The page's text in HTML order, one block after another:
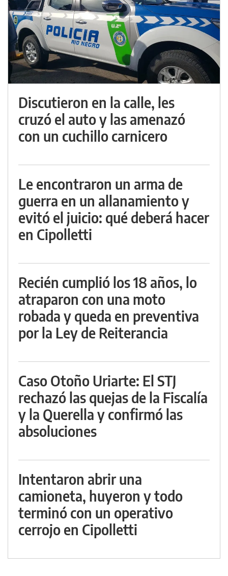
Discutieron en la calle, les
cruzó el auto y las amenazó
con un cuchillo carnicero
Le encontraron un arma de
guerra en un allanamiento y
evitó el juicio: qué deberá hacer
en Cipolletti
Recién cumplió los 18 años, lo
atraparon con una moto
robada y queda en preventiva
por la Ley de Reiterancia
Caso Otoño Uriarte: El STJ
rechazó las quejas de la Fiscalía
y la Querella y confirmó las
absoluciones
Intentaron abrir una
camioneta, huyeron y todo
terminó con un operativo
cerrojo en Cipolletti